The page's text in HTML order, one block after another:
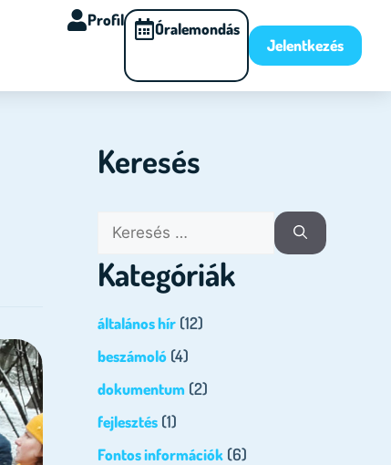
Profil
Óralemondás
Jelentkezés
Keresés
Kategóriák
általános hír (12)
beszámoló (4)
dokumentum (2)
fejlesztés (1)
Fontos információk (6)